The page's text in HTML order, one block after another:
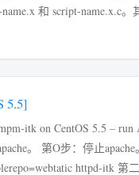
生成两个文件，script-name.x 和 script-name.x.c
5.5]
itk on CentOS 5.5 – run
。 service httpd stop 第一步：
装itk。 rpm -Uvh http://